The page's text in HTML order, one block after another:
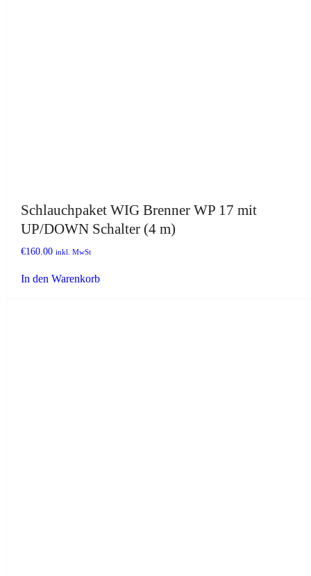
Schlauchpaket WIG Brenner WP 17 mit
UP/DOWN Schalter (4 m)
€160.00 inkl. MwSt
In den Warenkorb